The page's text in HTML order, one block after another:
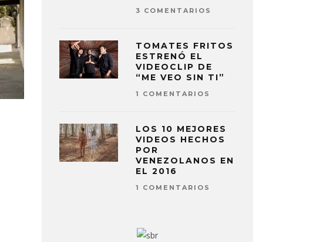
QUÉ NUNCA TUVO UN ROMANCE
CON SHAKIRA
29 ENERO, 2026
3 COMENTARIOS
TOMATES FRITOS
ESTRENÓ EL
VIDEOCLIP DE
“ME VEO SIN TI”
1 COMENTARIOS
LOS 10 MEJORES
VIDEOS HECHOS
POR
VENEZOLANOS EN
EL 2016
1 COMENTARIOS